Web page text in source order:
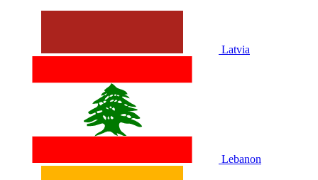
Latvia
Lebanon